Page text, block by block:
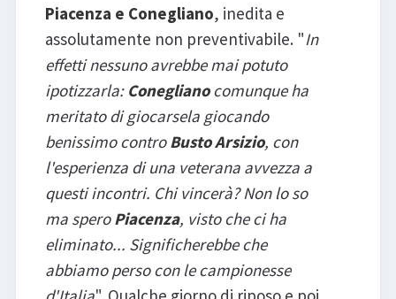
Piacenza e Conegliano, inedita e
assolutamente non preventivabile. "In
effetti nessuno avrebbe mai potuto
ipotizzarla:Coneglianocomunque ha
meritato di giocarsela giocando
benissimo controBusto Arsizio, con
l'esperienza di una veterana avvezza a
questi incontri. Chi vincerà? Non lo so
ma speroPiacenza, visto che ci ha
eliminato... Significherebbe che
abbiamo perso con le campionesse